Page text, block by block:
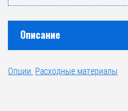
Описание
Опции Расходные материалы